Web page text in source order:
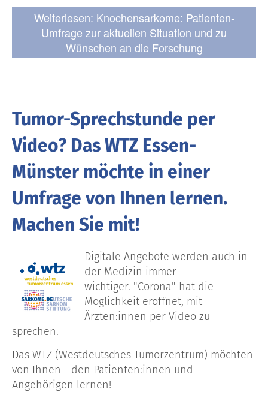
Weiterlesen: Knochensarkome: Patienten-
Umfrage zur aktuellen Situation und zu
Wünschen an die Forschung
Tumor-Sprechstunde per
Video? Das WTZ Essen-
Münster möchte in einer
Umfrage von Ihnen lernen.
Machen Sie mit!
Digitale Angebote werden auch in
der Medizin immer
wichtiger. "Corona" hat die
Möglichkeit eröffnet, mit
Ärzten:innen per Video zu
sprechen.
Das WTZ (Westdeutsches Tumorzentrum) möchten
von Ihnen - den Patienten:innen und
Angehörigen lernen!